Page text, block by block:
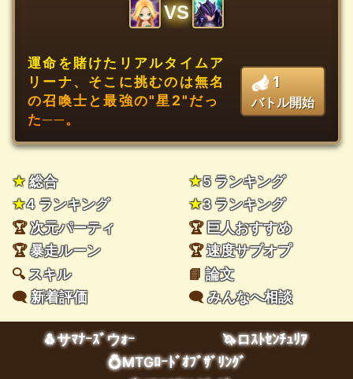
VS
運命を賭けたリアルタイムア
リーナ、そこに挑むのは無名
の召喚士と最強の"星2"だっ
た──。
1
バトル開始
★総合 ★5 ランキング
★4 ランキング ★3 ランキング
🏆次元パーティ 🏆巨人おすすめ
🏆暴走ルーン 🏆速度サブオプ
🔍スキル 📘論文
🗨️新着評価 🗨️みんなへ相談
🐧サﾏﾅｰｽﾞウｫｰ
🦄ロｽﾄｾﾝﾁｭﾘｱ
💍MTGﾛｰﾄﾞｵﾌﾞｻﾞﾘﾝｸﾞ